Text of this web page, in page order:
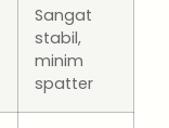
Sangat
stabil,
minim
spatter